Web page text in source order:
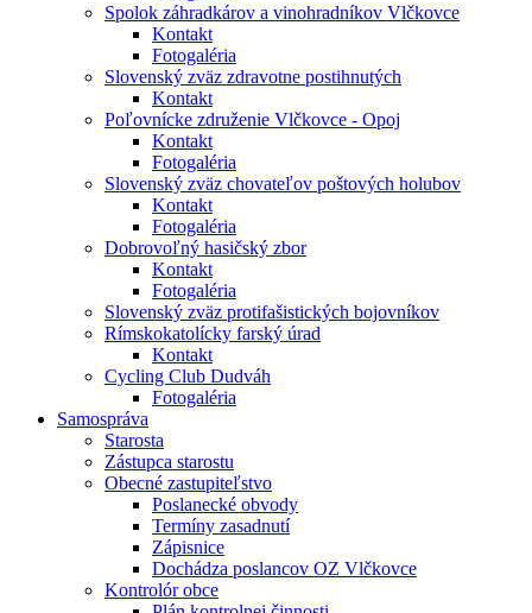
Spolok záhradkárov a vinohradníkov Vlčkovce
Kontakt
Fotogaléria
Slovenský zväz zdravotne postihnutých
Kontakt
Poľovnícke združenie Vlčkovce - Opoj
Kontakt
Fotogaléria
Slovenský zväz chovateľov poštových holubov
Kontakt
Fotogaléria
Dobrovoľný hasičský zbor
Kontakt
Fotogaléria
Slovenský zväz protifašistických bojovníkov
Rímskokatolícky farský úrad
Kontakt
Cycling Club Dudváh
Fotogaléria
Samospráva
Starosta
Zástupca starostu
Obecné zastupiteľstvo
Poslanecké obvody
Termíny zasadnutí
Zápisnice
Dochádza poslancov OZ Vlčkovce
Kontrolór obce